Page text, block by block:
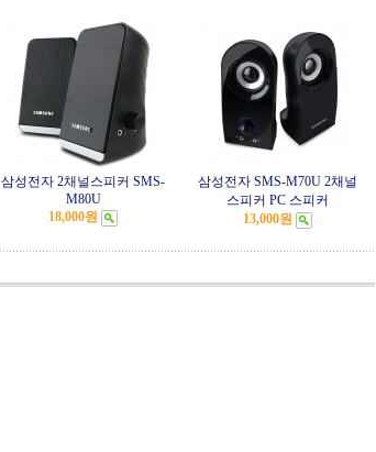
삼성전자 2채널스피커 SMS-
M80U
18,000원
삼성전자 SMS-M70U 2채널
스피커 PC 스피커
13,000원